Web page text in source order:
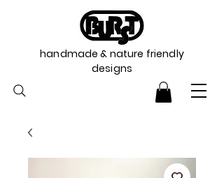
handmade & nature friendly
designs